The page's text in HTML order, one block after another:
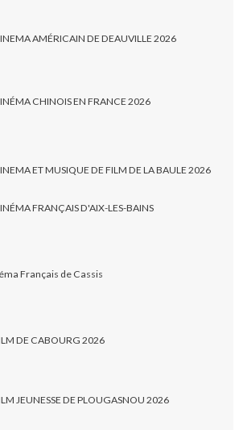
AMÉRICAIN DE DEAUVILLE 2026
CHINOIS EN FRANCE 2026
ET MUSIQUE DE FILM DE LA BAULE 2026
FRANÇAIS D'AIX-LES-BAINS
Français de Cassis
DE CABOURG 2026
JEUNESSE DE PLOUGASNOU 2026